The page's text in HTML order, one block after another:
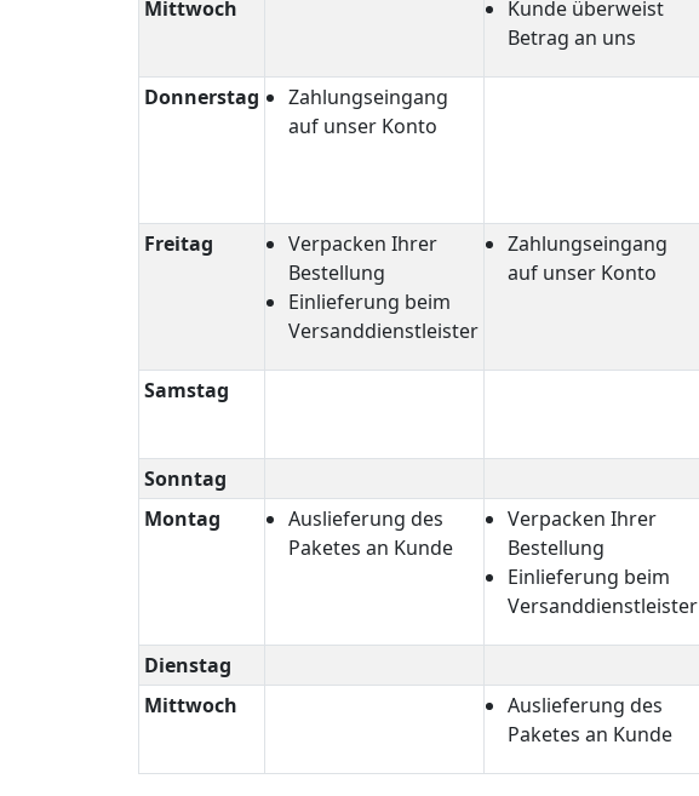
Mittwoch
Kunde überweist
Betrag an uns
Donnerstag
Zahlungseingang
auf unser Konto
Freitag
Verpacken Ihrer
Bestellung
Einlieferung beim
Versanddienstleister
Zahlungseingang
auf unser Konto
Samstag
Sonntag
Montag
Auslieferung des
Paketes an Kunde
Verpacken Ihrer
Bestellung
Einlieferung beim
Versanddienstleister
Dienstag
Mittwoch
Auslieferung des
Paketes an Kunde